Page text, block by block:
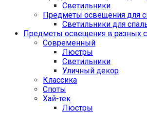
Светильники
Предметы освещения для
Светильники для
Предметы освещения в разных
Cовременный
Люстры
Светильники
Уличный декор
Классика
Споты
Хай-тек
Люстры